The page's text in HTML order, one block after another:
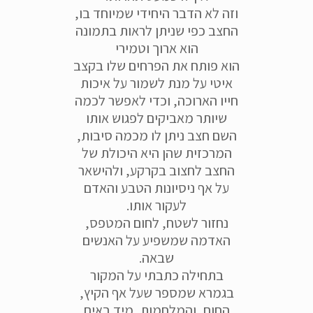
וזה לא הדבר היחידי שמיוחד בו,
החצב כפי שניתן לראות בתמונה
הוא ארוך וטמירי
הוא פותח את הפרחים שלו בקצב
איטי על מנת לשמור על איכות
חייו הארוכה, וכדי לאפשר לכמה
שיותר מאביקים לפגוש אותו
השם חצב ניתן לו מכמה סיבות,
המרכזית שהן היא היכולת של
החצב לחצוב בקרקע, ולהישאר
על אף ניסיונות הטבע והאדם
לעקור אותו.
נחזור לשטח, לחום המטפס,
האדמה שמשפיע על האנשים
שבאה.
בתחילה כתבתי על המקור
בגמרא שמספר שעל אף הקיץ,